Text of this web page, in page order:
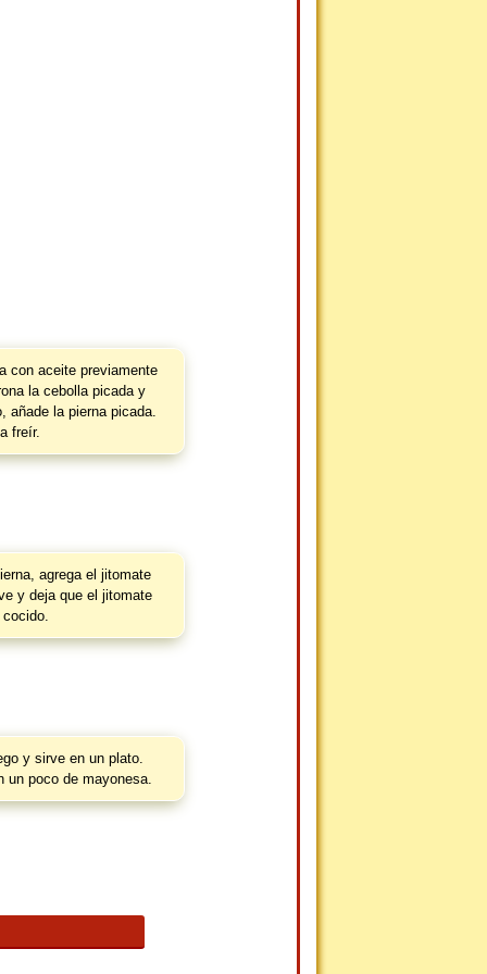
con aceite previamente
la cebolla picada y
añade la pierna picada.
freír.
agrega el jitomate
y deja que el jitomate
y sirve en un plato.
un poco de mayonesa.